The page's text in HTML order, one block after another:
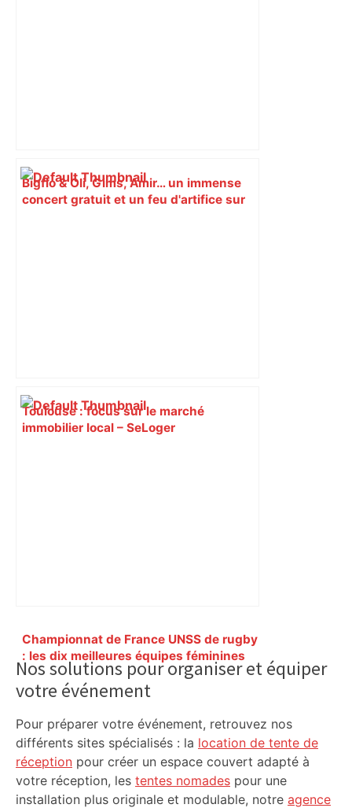
Bigflo & Oli, Gims, Amir… un immense
concert gratuit et un feu d'artifice sur
Toulouse : focus sur le marché
immobilier local – SeLoger
Championnat de France UNSS de rugby
: les dix meilleures équipes féminines
de l’Hexagone se retrouvent à Toulouse
pour croiser le fer et vivre une belle fête
Primary
Sidebar
Nos solutions pour organiser et équiper
votre événement
Pour préparer votre événement, retrouvez nos
différents sites spécialisés : la location de tente de
réception pour créer un espace couvert adapté à
votre réception, les tentes nomades pour une
installation plus originale et modulable, notre agence